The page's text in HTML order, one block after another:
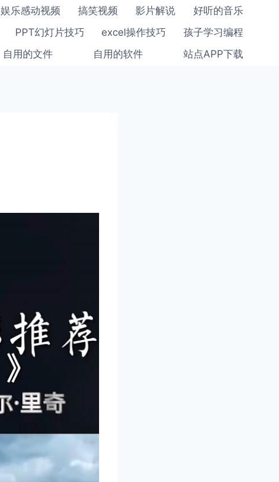
娱乐感动视频 搞笑视频 影片解说
好听的音乐
PPT幻灯片技巧 excel操作技巧
孩子学习编程
自用的文件 自用的软件 站点APP下载